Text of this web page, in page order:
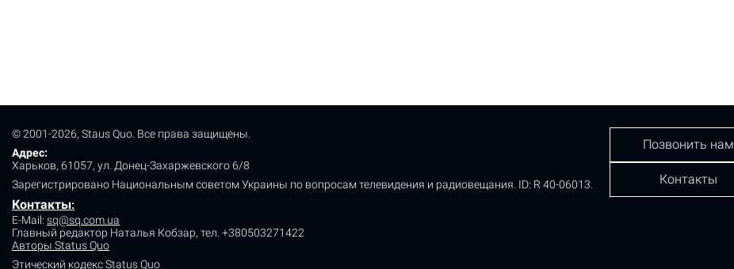
© 2001-2026, Staus Quo. Все права защищены.
Адрес:
Харьков, 61057, ул. Донец-Захаржевского 6/8
Зарегистрировано Национальным советом Украины по вопросам телевидения и радиовещания. ID: R 40-06013.
Контакты:
E-Mail: sq@sq.com.ua
Главный редактор Наталья Кобзар, тел. +380503271422
Авторы Status Quo
Этический кодекс Status Quo
Позвонить нам
Контакты